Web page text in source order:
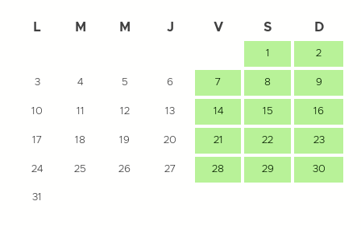
L M M J V S D
1 2
3 4 5 6 7 8 9
10 11 12 13 14 15 16
17 18 19 20 21 22 23
24 25 26 27 28 29 30
31